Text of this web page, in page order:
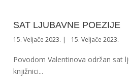
SAT LJUBAVNE POEZIJE
15. Veljače 2023. 15. Veljače 2023.
Povodom Valentinova održan sat
knjižnici...